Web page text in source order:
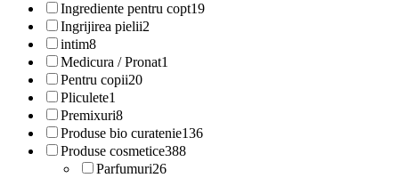
Ingrediente pentru copt19
Ingrijirea pielii2
intim8
Medicura / Pronat1
Pentru copii20
Pliculete1
Premixuri8
Produse bio curatenie136
Produse cosmetice388
Parfumuri26